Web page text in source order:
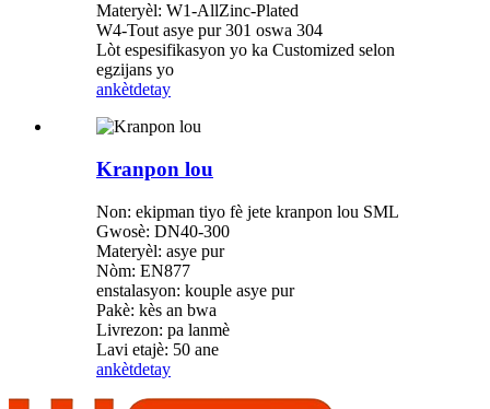
Materyèl: W1-AllZinc-Plated
W4-Tout asye pur 301 oswa 304
Lòt espesifikasyon yo ka Customized selon
egzijans yo
ankètdetay
Kranpon lou
Non: ekipman tiyo fè jete kranpon lou SML
Gwosè: DN40-300
Materyèl: asye pur
Nòm: EN877
enstalasyon: kouple asye pur
Pakè: kès an bwa
Livrezon: pa lanmè
Lavi etajè: 50 ane
ankètdetay